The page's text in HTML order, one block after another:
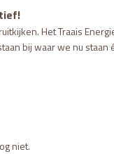
Het Traais
bij waar we nu staan
niet.